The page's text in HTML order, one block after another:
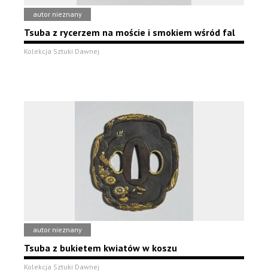
autor nieznany
Tsuba z rycerzem na moście i smokiem wśród fal
Kolekcja Sztuki Dawnej
autor nieznany
Tsuba z bukietem kwiatów w koszu
Kolekcja Sztuki Dawnej